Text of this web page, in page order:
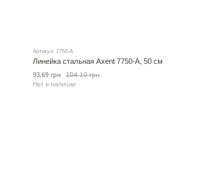
Артикул: 7750-A
Линейка стальная Axent 7750-A, 50 см
104.10 грн
93.69 грн
Нет в наличии